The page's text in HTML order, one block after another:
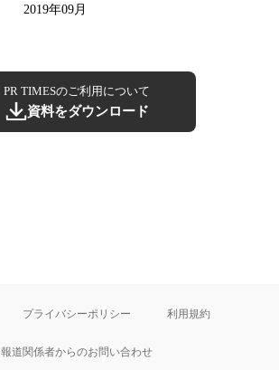
2019年09月
PR TIMESのご利用について
資料をダウンロード
プライバシーポリシー 利用規約
報道関係者からのお問い合わせ